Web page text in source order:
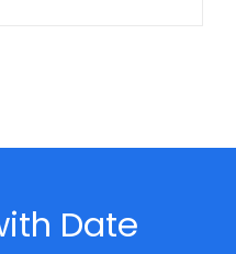
Date